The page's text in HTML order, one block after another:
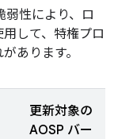
弱性により、ロ
して、特権プロ
あります。
更新対象の
AOSP バー